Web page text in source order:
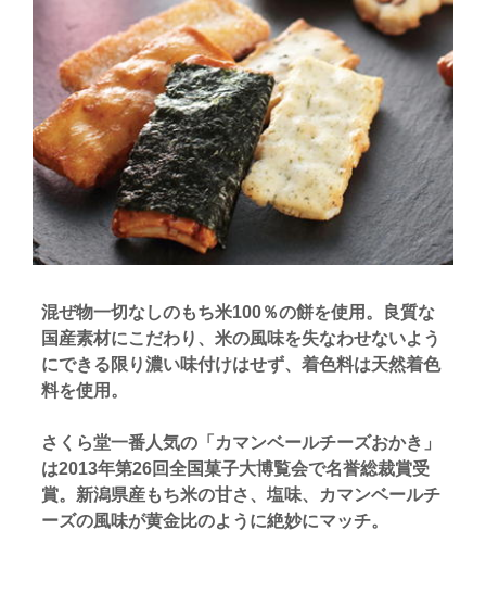
混ぜ物一切なしのもち米100％の餅を使用。良質な
国産素材にこだわり、米の風味を失なわせないよう
にできる限り濃い味付けはせず、着色料は天然着色
料を使用。
さくら堂一番人気の「カマンベールチーズおかき」
は2013年第26回全国菓子大博覧会で名誉総裁賞受
賞。新潟県産もち米の甘さ、塩味、カマンベールチ
ーズの風味が黄金比のように絶妙にマッチ。